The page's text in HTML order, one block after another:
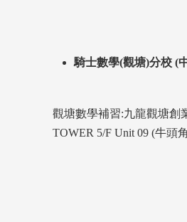
騎士數學(觀塘)分校 (
觀塘數學補習:九龍觀塘創
TOWER 5/F Unit 09 (牛頭